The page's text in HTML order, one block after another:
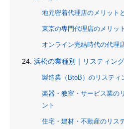
地元密着代理店のメリット
東京の専門代理店のメリッ
オンライン完結時代の代理
浜松の業種別｜リスティン
製造業（BtoB）のリスティ
楽器・教室・サービス業の
ント
住宅・建材・不動産のリス